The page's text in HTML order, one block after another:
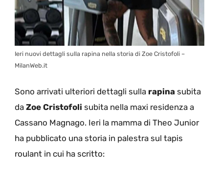
Ieri nuovi dettagli sulla rapina nella storia di Zoe Cristofoli –
MilanWeb.it
Sono arrivati ulteriori dettagli sulla rapina subita
da Zoe Cristofoli subita nella maxi residenza a
Cassano Magnago. Ieri la mamma di Theo Junior
ha pubblicato una storia in palestra sul tapis
roulant in cui ha scritto: